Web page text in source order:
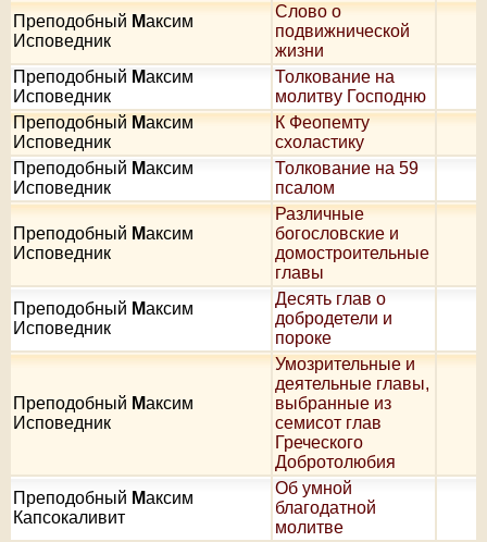
Преподобный Максим
Исповедник
Слово о
подвижнической
жизни
Преподобный Максим
Исповедник
Толкование на
молитву Господню
ПреподобныйМаксим
Исповедник
К Феопемту
схоластику
Преподобный Максим
Исповедник
Толкование на 59
псалом
Преподобный Максим
Исповедник
Различные
богословские и
домостроительные
главы
Преподобный Максим
Исповедник
Десять глав о
добродетели и
пороке
Преподобный Максим
Исповедник
Умозрительные и
деятельные главы,
выбранные из
семисот глав
Греческого
Добротолюбия
Преподобный Максим
Капсокаливит
Об умной
благодатной
молитве